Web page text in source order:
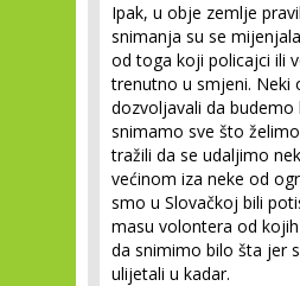
Ipak, u obje zemlje
snimanja su se
od toga koji policajci ili
trenutno u smjeni. Neki
dozvoljavali da budemo
snimamo sve što
tražili da se udaljimo
većinom iza neke od
smo u Slovačkoj bili
masu volontera od
da snimimo bilo šta jer
ulijetali u kadar.